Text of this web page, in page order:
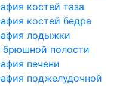
костей таза
костей бедра
лодыжки
брюшной полости
печени
поджелудочной